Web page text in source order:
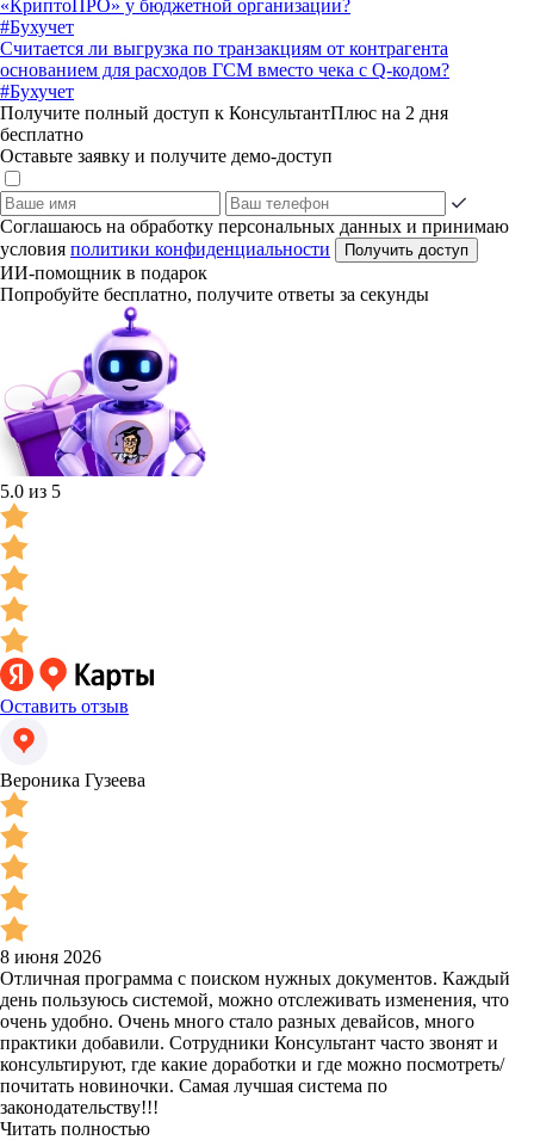
«КриптоПРО» у бюджетной организации?
#Бухучет
Считается ли выгрузка по транзакциям от контрагента
основанием для расходов ГСМ вместо чека с Q-кодом?
#Бухучет
Получите полный доступ к КонсультантПлюс на 2 дня
бесплатно
Оставьте заявку и получите демо-доступ
Соглашаюсь на обработку персональных данных и принимаю
условия политики конфиденциальности Получить доступ
ИИ-помощник в подарок
Попробуйте бесплатно, получите ответы за секунды
5.0 из 5
Оставить отзыв
Вероника Гузеева
8 июня 2026
Отличная программа с поиском нужных документов. Каждый
день пользуюсь системой, можно отслеживать изменения, что
очень удобно. Очень много стало разных девайсов, много
практики добавили. Сотрудники Консультант часто звонят и
консультируют, где какие доработки и где можно посмотреть/
почитать новиночки. Самая лучшая система по
законодательству!!!
Читать полностью